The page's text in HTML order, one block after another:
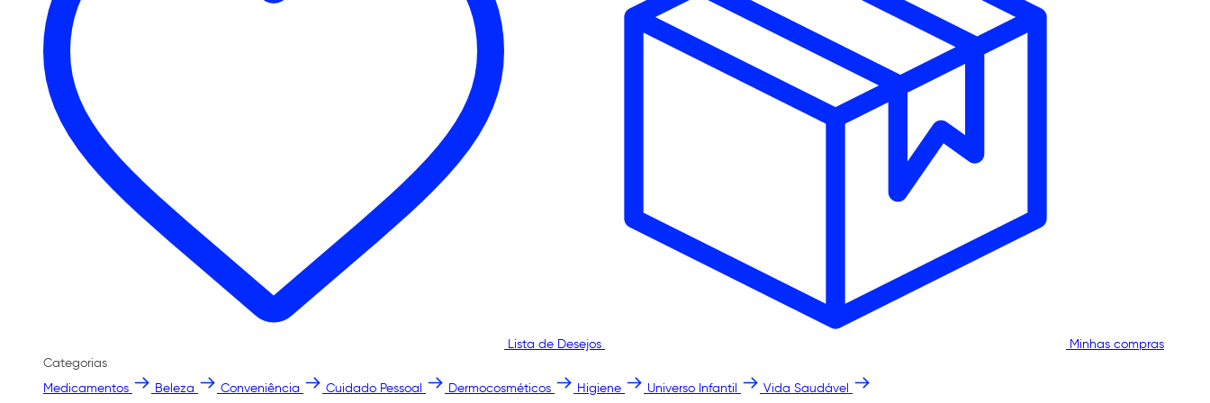
Lista de Desejos
Minhas compras
Categorias
Medicamentos
Beleza Conveniência Cuidado Pessoal Dermocosméticos Higiene Universo Infantil Vida Saudável